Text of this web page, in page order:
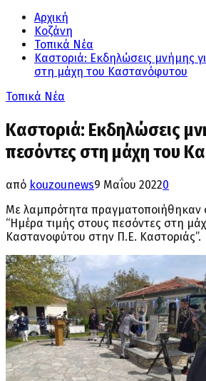
Αρχική
Κοζάνη
Τοπικά Νέα
Καστοριά: Εκδηλώσεις μνήμης
στη μάχη του Καστανόφυτου
Τοπικά Νέα
Καστοριά: Εκδηλώσεις
πεσόντες στη μάχη του
από kouzounews9 Μαΐου 20220
Με λαμπρότητα πραγματοποιήθηκαν
“Ημέρα τιμής στους πεσόντες στη
Καστανοφύτου στην Π.Ε. Καστοριάς”.